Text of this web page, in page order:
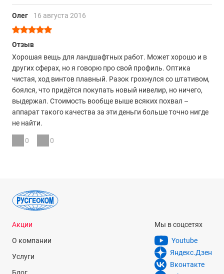
Олег 16 августа 2016
Отзыв
Хорошая вещь для ландшафтных работ. Может хорошо и в
других сферах, но я говорю про свой профиль. Оптика
чистая, ход винтов плавный. Разок грохнулся со штативом,
боялся, что придётся покупать новый нивелир, но ничего,
выдержал. Стоимость вообще выше всяких похвал –
аппарат такого качества за эти деньги больше точно нигде
не найти.
0 0
Акции
О компании
Услуги
Мы в соцсетях
Youtube
Яндекс.Дзен
Вконтакте